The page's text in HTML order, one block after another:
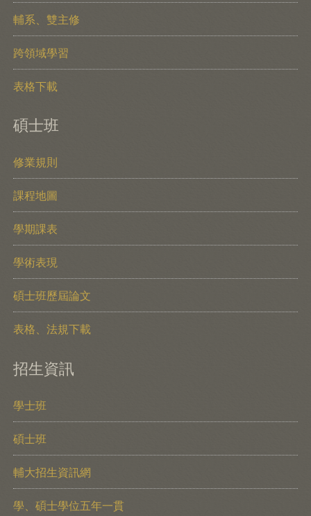
輔系、雙主修
跨領域學習
表格下載
碩士班
修業規則
課程地圖
學期課表
學術表現
碩士班歷屆論文
表格、法規下載
招生資訊
學士班
碩士班
輔大招生資訊網
學、碩士學位五年一貫